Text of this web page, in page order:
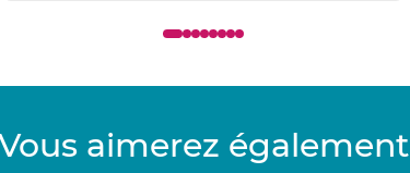
aimerez également